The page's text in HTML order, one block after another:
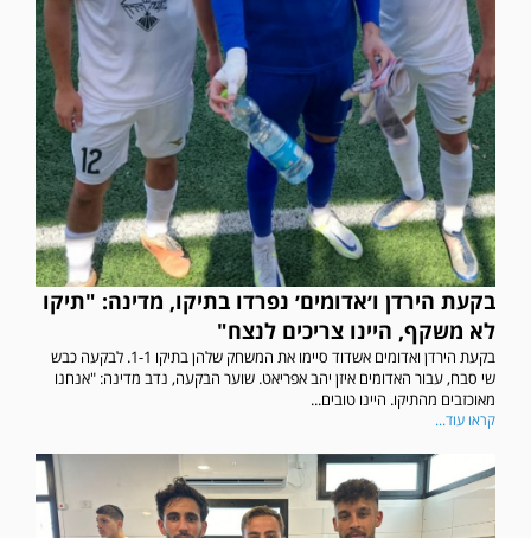
בקעת הירדן ו׳אדומים׳ נפרדו בתיקו, מדינה: "תיקו
לא משקף, היינו צריכים לנצח"
בקעת הירדן ואדומים אשדוד סיימו את המשחק שלהן בתיקו 1-1. לבקעה כבש
שי סבח, עבור האדומים איזן יהב אפריאט. שוער הבקעה, נדב מדינה: "אנחנו
מאוכזבים מהתיקו. היינו טובים...
קראו עוד...